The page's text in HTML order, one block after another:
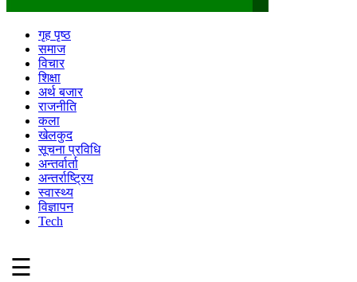
गृह पृष्ठ
समाज
विचार
शिक्षा
अर्थ बजार
राजनीति
कला
खेलकुद
सूचना प्रविधि
अन्तर्वार्ता
अन्तर्राष्ट्रिय
स्वास्थ्य
विज्ञापन
Tech
☰